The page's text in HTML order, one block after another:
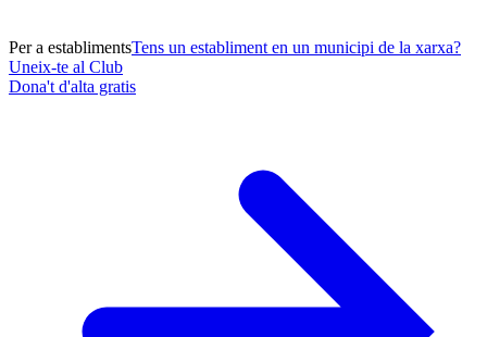
Per a establimentsTens un establiment en un municipi de la xarxa?
Uneix-te al Club
Dona't d'alta gratis